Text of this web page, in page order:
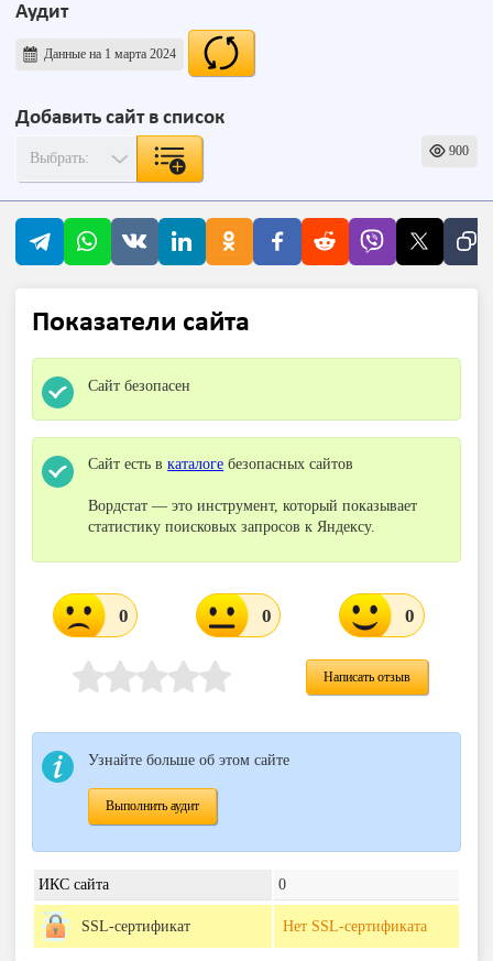
Аудит
Данные на 1 марта 2024
Добавить сайт в список
900
Показатели сайта
Сайт безопасен
Сайт есть вкаталоге безопасных сайтов
Вордстат — это инструмент, который показывает
статистику поисковых запросов к Яндексу.
0 0 0
Написать отзыв
Узнайте больше об этом сайте
Выполнить аудит
ИКС сайта 0
SSL-сертификат Нет SSL-сертификата